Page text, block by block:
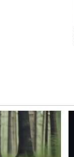
మాత్రమే పంపి
తెలిపింది.
వీడియో ఇదే